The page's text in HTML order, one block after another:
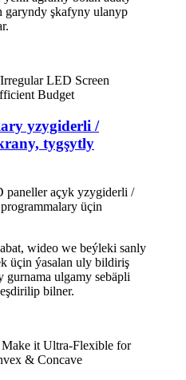
garyndy şkafyny ulanyp
yzygiderli /
tygşytly
açyk yzygiderli /
üçin
wideo we beýleki sanly
üçin ýasalan uly bildiriş
ulgamy sebäpli
bilner.